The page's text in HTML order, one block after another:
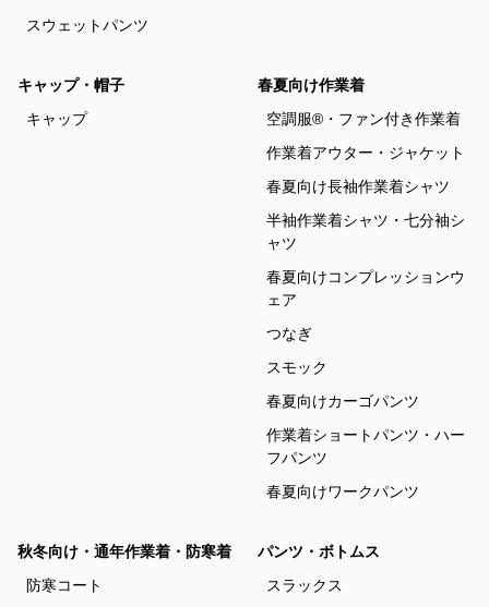
スウェットパンツ
キャップ・帽子
キャップ
春夏向け作業着
空調服®・ファン付き作業着
作業着アウター・ジャケット
春夏向け長袖作業着シャツ
半袖作業着シャツ・七分袖シ
ャツ
春夏向けコンプレッションウ
ェア
つなぎ
スモック
春夏向けカーゴパンツ
作業着ショートパンツ・ハー
フパンツ
春夏向けワークパンツ
秋冬向け・通年作業着・防寒着
防寒コート
パンツ・ボトムス
スラックス